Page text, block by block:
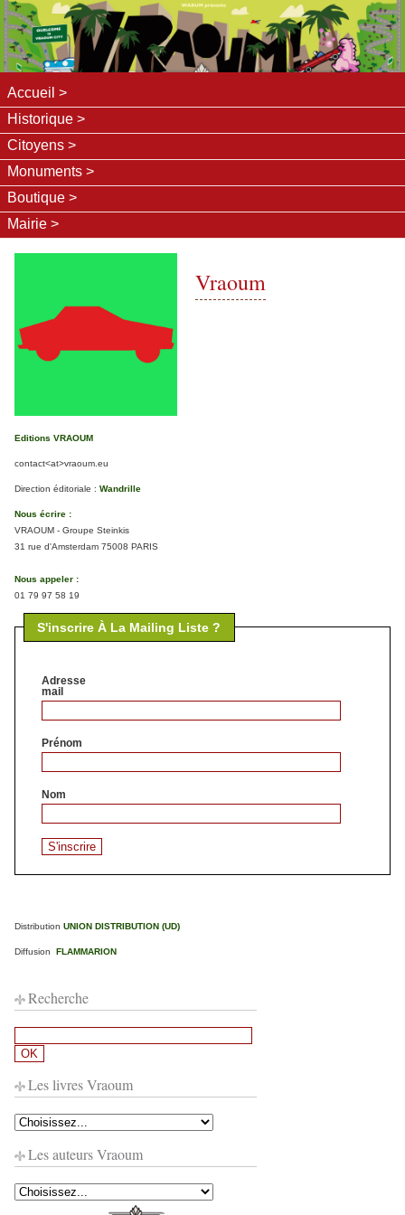
Accueil
Historique
Citoyens
Monuments
Boutique
Mairie
Vraoum
Editions VRAOUM
contact<at>vraoum.eu
Direction éditoriale : Wandrille
Nous écrire :
VRAOUM - Groupe Steinkis
31 rue d'Amsterdam 75008 PARIS
Nous appeler :
01 79 97 58 19
S'inscrire À La Mailing Liste ?
Adresse
mail
Prénom
Nom
Distribution UNION DISTRIBUTION (UD)
Diffusion FLAMMARION
Recherche
Les livres Vraoum
Les auteurs Vraoum